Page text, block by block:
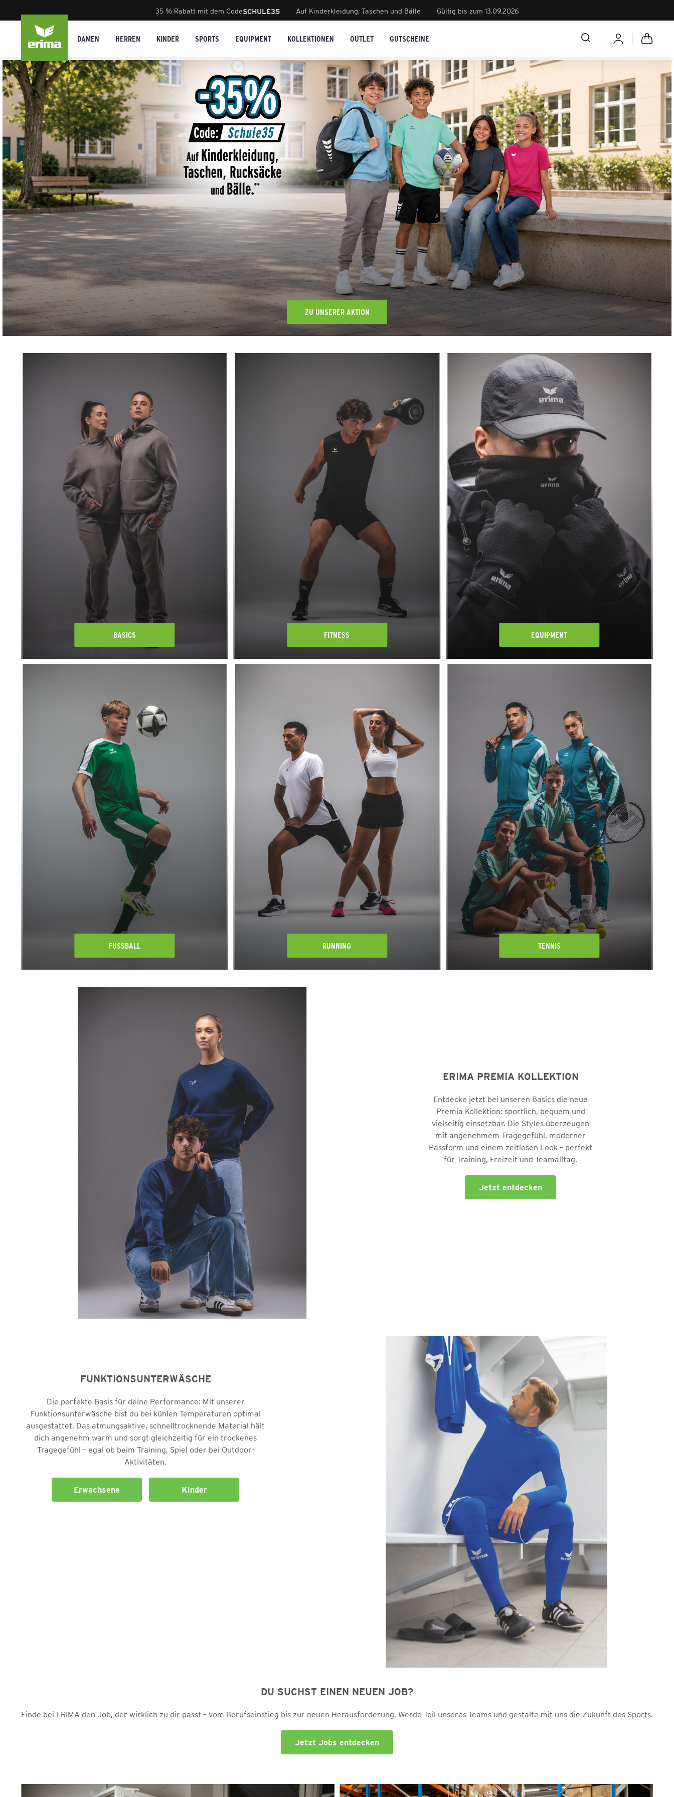
35 % Rabatt mit dem CodeSCHULE35 Auf Kinderkleidung, Taschen und Bälle Gültig bis zum 13.09.2026
DAMEN HERREN KINDER SPORTS EQUIPMENT KOLLEKTIONEN OUTLET GUTSCHEINE
ZU UNSERER AKTION
BASICS FITNESS EQUIPMENT
FUSSBALL RUNNING TENNIS
ERIMA PREMIA KOLLEKTION
Entdecke jetzt bei unseren Basics die neue
Premia Kollektion: sportlich, bequem und
vielseitig einsetzbar. Die Styles überzeugen
mit angenehmem Tragegefühl, moderner
Passform und einem zeitlosen Look – perfekt
für Training, Freizeit und Teamalltag.
Jetzt entdecken
FUNKTIONSUNTERWÄSCHE
Die perfekte Basis für deine Performance: Mit unserer
Funktionsunterwäsche bist du bei kühlen Temperaturen optimal
ausgestattet. Das atmungsaktive, schnelltrocknende Material hält
dich angenehm warm und sorgt gleichzeitig für ein trockenes
Tragegefühl – egal ob beim Training, Spiel oder bei Outdoor-
Aktivitäten.
Erwachsene Kinder
DU SUCHST EINEN NEUEN JOB?
Finde bei ERIMA den Job, der wirklich zu dir passt – vom Berufseinstieg bis zur neuen Herausforderung. Werde Teil unseres Teams und gestalte mit uns die Zukunft des Sports.
Jetzt Jobs entdecken